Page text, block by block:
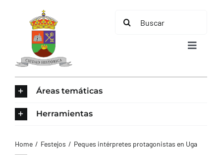
contenido
Buscar:
Toggle
Áreas temáticas
Herramientas
Home Festejos Peques intérpretes protagonistas en Uga